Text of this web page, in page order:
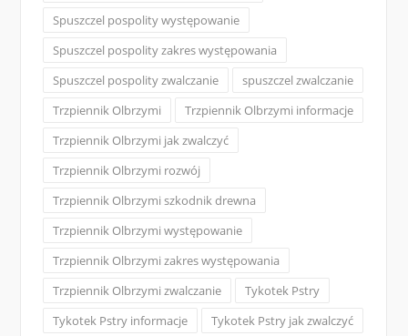
Spuszczel pospolity występowanie
Spuszczel pospolity zakres występowania
Spuszczel pospolity zwalczanie
spuszczel zwalczanie
Trzpiennik Olbrzymi
Trzpiennik Olbrzymi informacje
Trzpiennik Olbrzymi jak zwalczyć
Trzpiennik Olbrzymi rozwój
Trzpiennik Olbrzymi szkodnik drewna
Trzpiennik Olbrzymi występowanie
Trzpiennik Olbrzymi zakres występowania
Trzpiennik Olbrzymi zwalczanie
Tykotek Pstry
Tykotek Pstry informacje
Tykotek Pstry jak zwalczyć